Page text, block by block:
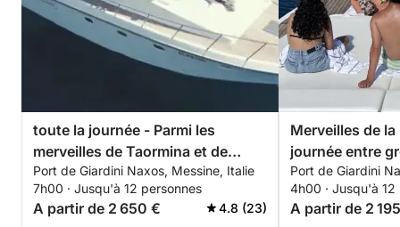
toute la journée - Parmi les
merveilles de Taormina et de
l'Etna
Port de Giardini Naxos, Messine, Italie
7h00 · Jusqu'à 12 personnes
A partir de 2 650 € 4.8 (23)
Merveilles de
journée entre
snorkeling à
Port de Giardini
4h00 · Jusqu'à 12
A partir de 2